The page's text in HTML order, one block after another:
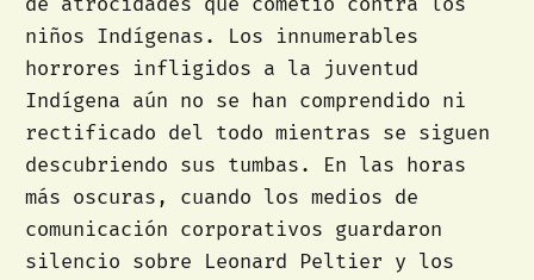
niños Indígenas. Los innumerables
horrores infligidos a la juventud
Indígena aún no se han comprendido ni
rectificado del todo mientras se siguen
descubriendo sus tumbas. En las horas
más oscuras, cuando los medios de
comunicación corporativos guardaron
silencio sobre Leonard Peltier y los